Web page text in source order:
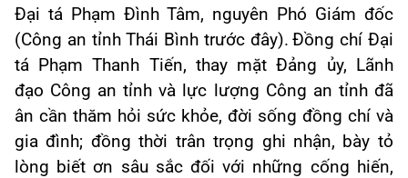
Đại tá Phạm Đình Tâm, nguyên Phó Giám đốc
(Công an tỉnh Thái Bình trước đây). Đồng chí Đại
tá Phạm Thanh Tiến, thay mặt Đảng ủy, Lãnh
đạo Công an tỉnh và lực lượng Công an tỉnh đã
ân cần thăm hỏi sức khỏe, đời sống đồng chí và
gia đình; đồng thời trân trọng ghi nhận, bày tỏ
lòng biết ơn sâu sắc đối với những cống hiến,